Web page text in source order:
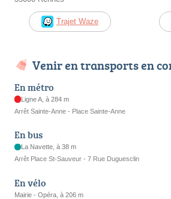
Trajet Waze
Venir en transports en
En métro
Ligne A, à 284 m
Arrêt Sainte-Anne - Place Sainte-Anne
En bus
La Navette, à 38 m
Arrêt Place St-Sauveur - 7 Rue Duguesclin
En vélo
Mairie - Opéra, à 206 m